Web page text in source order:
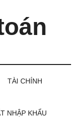
TÀI CHÍNH
NHẬP KHẨU